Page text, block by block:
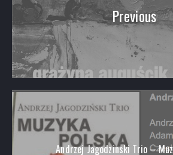
Previous
Andrzej Jagodzinski Trio –